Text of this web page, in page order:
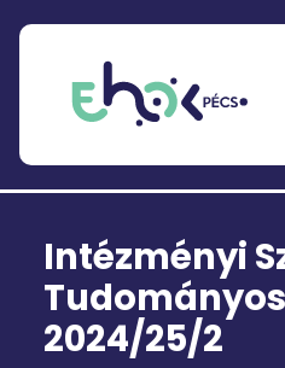
NEPTUN
Search
for:
EHÖK
Intézményi
2024/25/2